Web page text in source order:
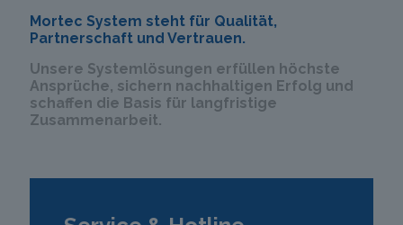
Mortec System steht für Qualität,
Partnerschaft und Vertrauen.
Unsere Systemlösungen erfüllen höchste
Ansprüche, sichern nachhaltigen Erfolg und
schaffen die Basis für langfristige
Zusammenarbeit.